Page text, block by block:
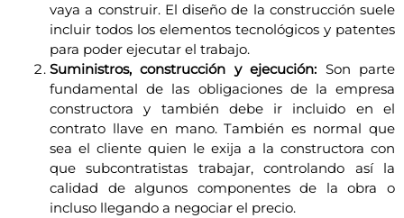
vaya a construir. El diseño de la construcción suele
incluir todos los elementos tecnológicos y patentes
para poder ejecutar el trabajo.
Suministros, construcción y ejecución: Son parte
fundamental de las obligaciones de la empresa
constructora y también debe ir incluido en el
contrato llave en mano. También es normal que
sea el cliente quien le exija a la constructora con
que subcontratistas trabajar, controlando así la
calidad de algunos componentes de la obra o
incluso llegando a negociar el precio.